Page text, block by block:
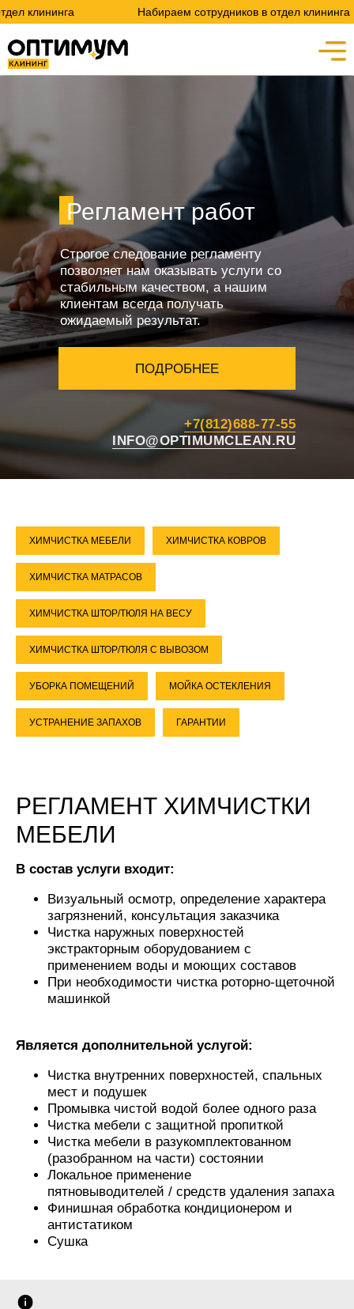
Набираем сотрудников в отдел клининга
Строгое следование регламенту
позволяет нам оказывать услуги со
стабильным качеством, а нашим
клиентам всегда получать
ожидаемый результат.
ПОДРОБНЕЕ
+7(812)688-77-55
INFO@OPTIMUMCLEAN.RU
Регламент работ
ХИМЧИСТКА МЕБЕЛИ ХИМЧИСТКА КОВРОВ
ХИМЧИСТКА МАТРАСОВ
ХИМЧИСТКА ШТОР/ТЮЛЯ НА ВЕСУ
ХИМЧИСТКА ШТОР/ТЮЛЯ С ВЫВОЗОМ
УБОРКА ПОМЕЩЕНИЙ МОЙКА ОСТЕКЛЕНИЯ
УСТРАНЕНИЕ ЗАПАХОВ ГАРАНТИИ
РЕГЛАМЕНТ ХИМЧИСТКИ
МЕБЕЛИ
В состав услуги входит:
Визуальный осмотр, определение характера
загрязнений, консультация заказчика
Чистка наружных поверхностей
экстракторным оборудованием с
применением воды и моющих составов
При необходимости чистка роторно-щеточной
машинкой
Является дополнительной услугой:
Чистка внутренних поверхностей, спальных
мест и подушек
Промывка чистой водой более одного раза
Чистка мебели с защитной пропиткой
Чистка мебели в разукомплектованном
(разобранном на части) состоянии
Локальное применение
пятновыводителей / средств удаления запаха
Финишная обработка кондиционером и
антистатиком
Сушка